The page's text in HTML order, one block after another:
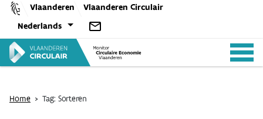
Skip
content
Vlaanderen
Vlaanderen Circulair
Nederlands
Home > Tag: Sorteren